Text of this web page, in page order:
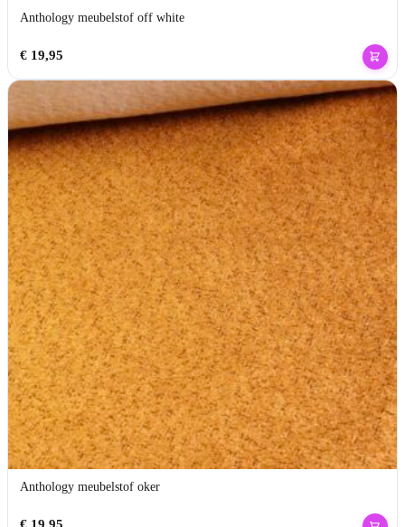
Anthology meubelstof off white
€19,95
Anthology meubelstof oker